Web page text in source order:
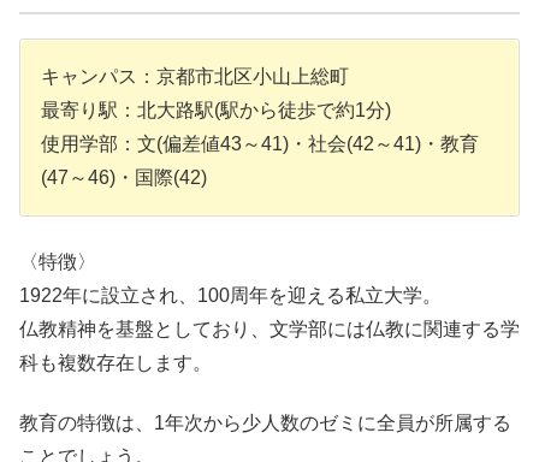
キャンパス：京都市北区小山上総町
最寄り駅：北大路駅(駅から徒歩で約1分)
使用学部：文(偏差値43～41)・社会(42～41)・教育
(47～46)・国際(42)
〈特徴〉
1922年に設立され、100周年を迎える私立大学。
仏教精神を基盤としており、文学部には仏教に関連する学
科も複数存在します。
教育の特徴は、1年次から少人数のゼミに全員が所属する
ことでしょう。